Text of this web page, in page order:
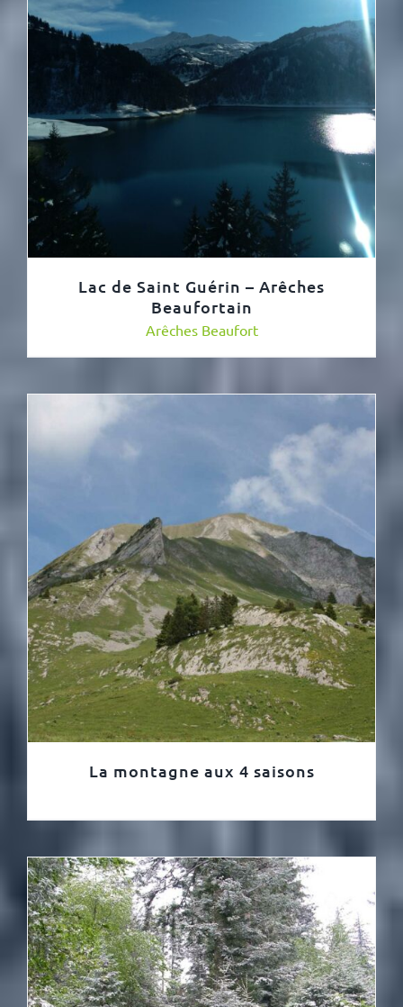
Lac de Saint Guérin – Arêches
Beaufortain
Arêches Beaufort
La montagne aux 4 saisons